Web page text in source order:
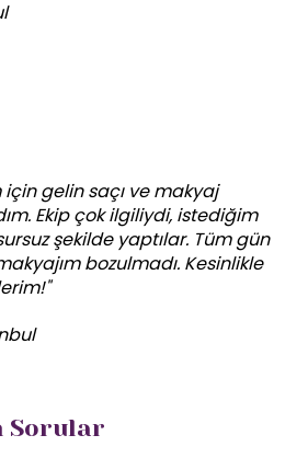
için gelin saçı ve makyaj
Ekip çok ilgiliydi, istediğim
şekilde yaptılar. Tüm gün
bozulmadı. Kesinlikle
Sorular